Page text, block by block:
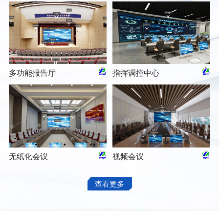
多功能报告厅 指挥调控中心
无纸化会议 视频会议
查看更多